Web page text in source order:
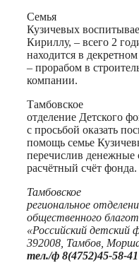
Семья
Кузичевых
Кириллу, – всего 2
находится в
– прорабом в
компании.
Тамбовское
отделение Детского
с просьбой оказать
помощь семье
перечислив денежные
расчётный счёт фонда.
Тамбовское
региональное
общественного
«Российский детский
392008, Тамбов,
тел./ф 8(4752)45-58-41